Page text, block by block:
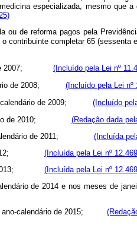
medicina especializada, mesmo
de reforma pagos pela
completar 65
de 2007; (Incluído pela Lei nº
de 2008; (Incluído pela Lei nº
calendário de 2009; (Incluído
de 2010; (Redação dada
calendário de 2011; (Incluída
de 2012; (Incluída pela Lei nº
de 2013; (Incluída pela Lei nº
de 2014 e nos meses
do ano-calendário de 2015;